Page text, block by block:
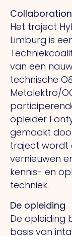
Collaboration
Het traject
Limburg is
van een
technische
Metalektro/
opleider
gemaakt
traject wordt
vernieuwen
kennis- en
techniek.
De opleiding
De opleiding
basis van